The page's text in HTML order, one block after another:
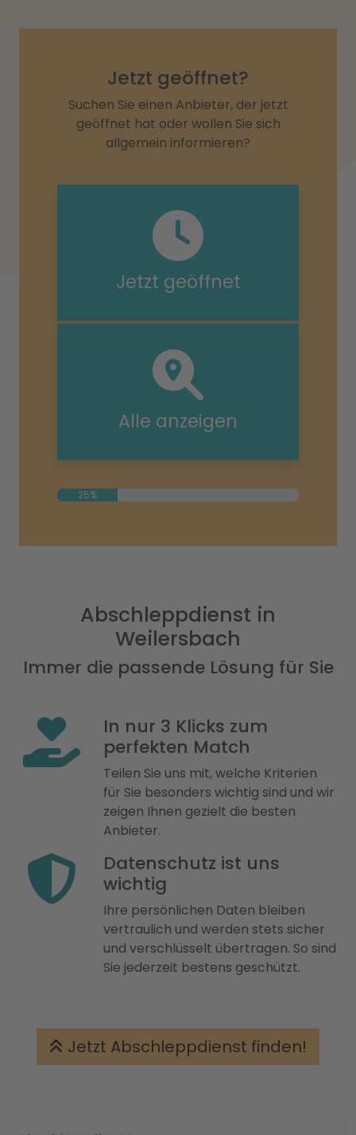
Jetzt geöffnet?
Suchen Sie einen Anbieter, der jetzt
geöffnet hat oder wollen Sie sich
allgemein informieren?
Jetzt geöffnet
Alle anzeigen
25%
Abschleppdienst in
Weilersbach
Immer die passende Lösung für Sie
In nur 3 Klicks zum
perfekten Match
Teilen Sie uns mit, welche Kriterien
für Sie besonders wichtig sind und wir
zeigen Ihnen gezielt die besten
Anbieter.
Datenschutz ist uns
wichtig
Ihre persönlichen Daten bleiben
vertraulich und werden stets sicher
und verschlüsselt übertragen. So sind
Sie jederzeit bestens geschützt.
Jetzt Abschleppdienst finden!